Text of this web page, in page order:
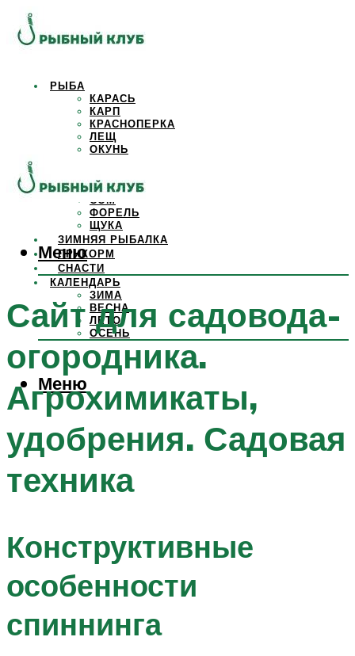
РЫБА
КАРАСЬ
КАРП
КРАСНОПЕРКА
ЛЕЩ
ОКУНЬ
САЗАН
СОМ
ФОРЕЛЬ
ЩУКА
ЗИМНЯЯ РЫБАЛКА
ПРИКОРМ
СНАСТИ
КАЛЕНДАРЬ
ЗИМА
ВЕСНА
ЛЕТО
ОСЕНЬ
Меню
Меню
Сайт для садовода-
огородника.
Агрохимикаты,
удобрения. Садовая
техника
Конструктивные
особенности
спиннинга